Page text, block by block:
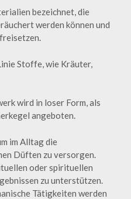
bezeichnet, die
werden können und
Stoffe, wie Kräuter,
wird in loser Form, als
angeboten.
im Alltag die
Düften zu versorgen.
oder spirituellen
zu unterstützen.
Tätigkeiten werden